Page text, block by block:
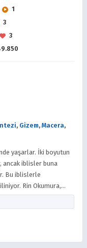
, Gizem, Macera,
1
3
3
yaşarlar. İki boyutun
ancak iblisler buna
Bu iblislerle
Rin Okumura,
bir çocuktur.
kendini feda etti. Rin,
için bir şeytan
yenmeye karar verir.
Akademisi'ne girer ve